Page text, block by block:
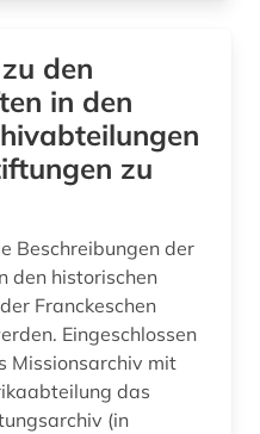
den
in den
zu
Beschreibungen der
den historischen
Franckeschen
Eingeschlossen
Missionsarchiv mit
das
(in